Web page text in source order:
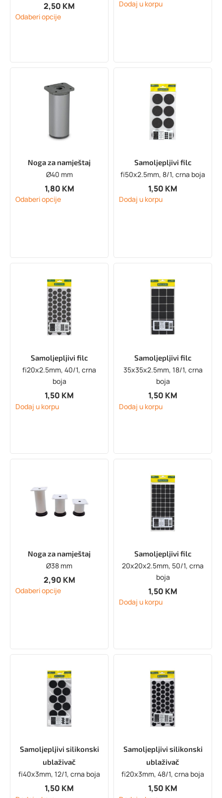
2,50 KM
Odaberi opcije
Dodaj u korpu
Noga za namještaj
Ø40 mm
1,80 KM
Odaberi opcije
Samoljepljivi filc
fi50x2.5mm, 8/1, crna boja
1,50 KM
Dodaj u korpu
Samoljepljivi filc
fi20x2.5mm, 40/1, crna
boja
1,50 KM
Dodaj u korpu
Samoljepljivi filc
35x35x2.5mm, 18/1, crna
boja
1,50 KM
Dodaj u korpu
Noga za namještaj
Ø38 mm
2,90 KM
Odaberi opcije
Samoljepljivi filc
20x20x2.5mm, 50/1, crna
boja
1,50 KM
Dodaj u korpu
Samoljepljivi silikonski
ublaživač
fi40x3mm, 12/1, crna boja
1,50 KM
Samoljepljivi silikonski
ublaživač
fi20x3mm, 48/1, crna boja
1,50 KM